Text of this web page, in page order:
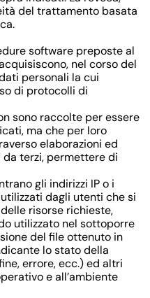
del trattamento basata
software preposte al
nel corso del
personali la cui
di protocolli di
sono raccolte per essere
ma che per loro
elaborazioni ed
terzi, permettere di
gli indirizzi IP o i
dagli utenti che si
risorse richieste,
utilizzato nel sottoporre
del file ottenuto in
lo stato della
errore, ecc.) ed altri
e all’ambiente